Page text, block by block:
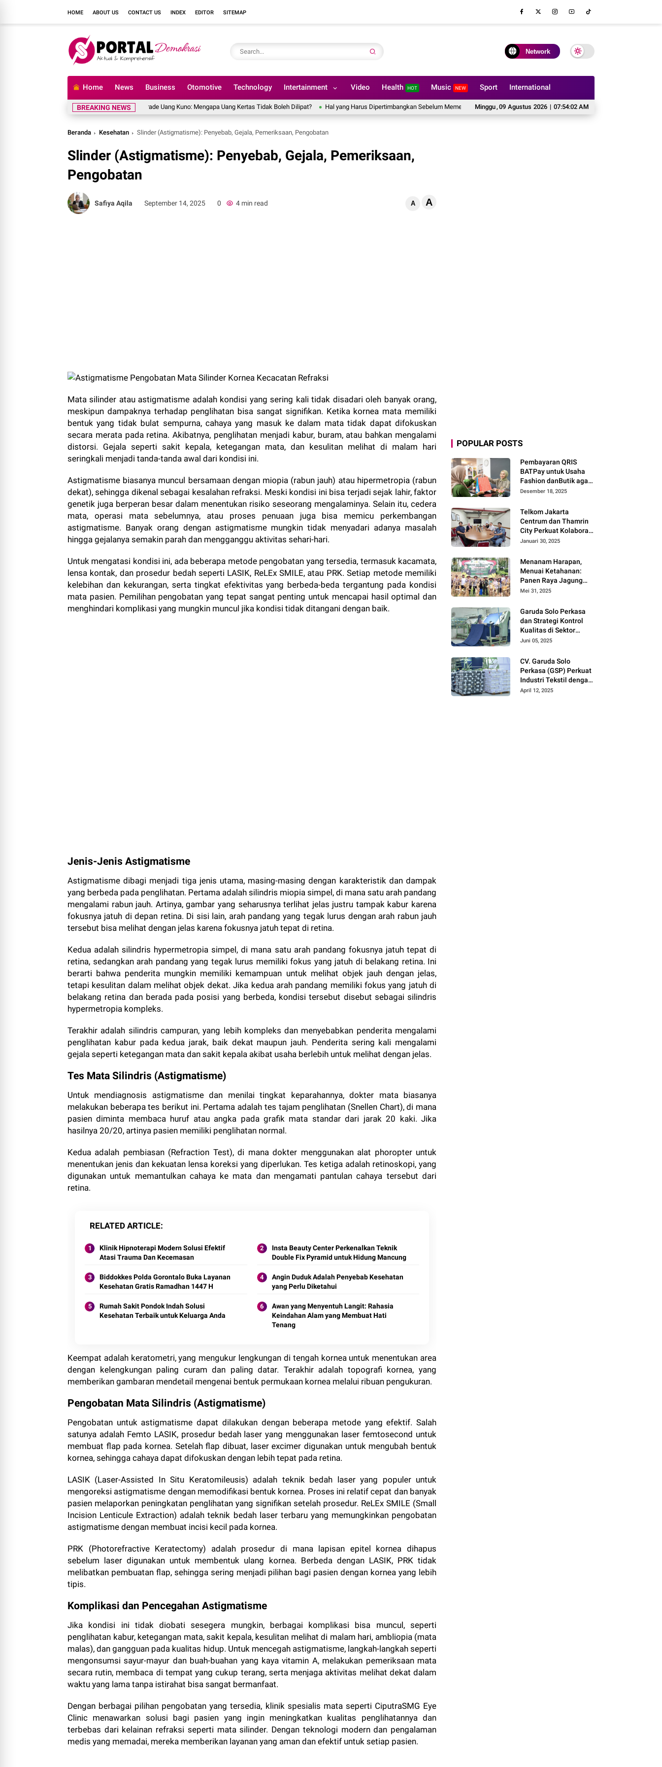
HOME ABOUT US CONTACT US INDEX EDITOR SITEMAP
Network
Home News Business Otomotive Technology Intertainment Video Health HOT Music NEW Sport International
Minggu,09 Agustus 2026 | 07:54:03 AM
BREAKING NEWS
Rahasia Menjaga Grade Uang Kuno: Mengapa Uang Kertas Tidak Boleh Dilipat? Hal yang Harus Dipertimbangkan Sebelum Memesan Sofa Custom Cipta Publishing Perkuat Komitmen Lindungi Karya
Beranda Kesehatan Slinder (Astigmatisme): Penyebab, Gejala, Pemeriksaan, Pengobatan
Slinder (Astigmatisme): Penyebab, Gejala, Pemeriksaan,
Pengobatan
Safiya Aqila September 14, 2025 0 4 min read A A
Mata silinder atau astigmatisme adalah kondisi yang sering kali tidak disadari oleh banyak orang,
meskipun dampaknya terhadap penglihatan bisa sangat signifikan. Ketika kornea mata memiliki
bentuk yang tidak bulat sempurna, cahaya yang masuk ke dalam mata tidak dapat difokuskan
secara merata pada retina. Akibatnya, penglihatan menjadi kabur, buram, atau bahkan mengalami
distorsi. Gejala seperti sakit kepala, ketegangan mata, dan kesulitan melihat di malam hari
seringkali menjadi tanda-tanda awal dari kondisi ini.
Astigmatisme biasanya muncul bersamaan dengan miopia (rabun jauh) atau hipermetropia (rabun
dekat), sehingga dikenal sebagai kesalahan refraksi. Meski kondisi ini bisa terjadi sejak lahir, faktor
genetik juga berperan besar dalam menentukan risiko seseorang mengalaminya. Selain itu, cedera
mata, operasi mata sebelumnya, atau proses penuaan juga bisa memicu perkembangan
astigmatisme. Banyak orang dengan astigmatisme mungkin tidak menyadari adanya masalah
hingga gejalanya semakin parah dan mengganggu aktivitas sehari-hari.
Untuk mengatasi kondisi ini, ada beberapa metode pengobatan yang tersedia, termasuk kacamata,
lensa kontak, dan prosedur bedah seperti LASIK, ReLEx SMILE, atau PRK. Setiap metode memiliki
kelebihan dan kekurangan, serta tingkat efektivitas yang berbeda-beda tergantung pada kondisi
mata pasien. Pemilihan pengobatan yang tepat sangat penting untuk mencapai hasil optimal dan
menghindari komplikasi yang mungkin muncul jika kondisi tidak ditangani dengan baik.
Jenis-Jenis Astigmatisme
Astigmatisme dibagi menjadi tiga jenis utama, masing-masing dengan karakteristik dan dampak
yang berbeda pada penglihatan. Pertama adalah silindris miopia simpel, di mana satu arah pandang
mengalami rabun jauh. Artinya, gambar yang seharusnya terlihat jelas justru tampak kabur karena
fokusnya jatuh di depan retina. Di sisi lain, arah pandang yang tegak lurus dengan arah rabun jauh
tersebut bisa melihat dengan jelas karena fokusnya jatuh tepat di retina.
Kedua adalah silindris hypermetropia simpel, di mana satu arah pandang fokusnya jatuh tepat di
retina, sedangkan arah pandang yang tegak lurus memiliki fokus yang jatuh di belakang retina. Ini
berarti bahwa penderita mungkin memiliki kemampuan untuk melihat objek jauh dengan jelas,
tetapi kesulitan dalam melihat objek dekat. Jika kedua arah pandang memiliki fokus yang jatuh di
belakang retina dan berada pada posisi yang berbeda, kondisi tersebut disebut sebagai silindris
hypermetropia kompleks.
Terakhir adalah silindris campuran, yang lebih kompleks dan menyebabkan penderita mengalami
penglihatan kabur pada kedua jarak, baik dekat maupun jauh. Penderita sering kali mengalami
gejala seperti ketegangan mata dan sakit kepala akibat usaha berlebih untuk melihat dengan jelas.
Tes Mata Silindris (Astigmatisme)
Untuk mendiagnosis astigmatisme dan menilai tingkat keparahannya, dokter mata biasanya
melakukan beberapa tes berikut ini. Pertama adalah tes tajam penglihatan (Snellen Chart), di mana
pasien diminta membaca huruf atau angka pada grafik mata standar dari jarak 20 kaki. Jika
hasilnya 20/20, artinya pasien memiliki penglihatan normal.
Kedua adalah pembiasan (Refraction Test), di mana dokter menggunakan alat phoropter untuk
menentukan jenis dan kekuatan lensa koreksi yang diperlukan. Tes ketiga adalah retinoskopi, yang
digunakan untuk memantulkan cahaya ke mata dan mengamati pantulan cahaya tersebut dari
retina.
RELATED ARTICLE
Klinik Hipnoterapi Modern Solusi Efektif
Atasi Trauma Dan Kecemasan
Insta Beauty Center Perkenalkan Teknik
Double Fix Pyramid untuk Hidung Mancung
Biddokkes Polda Gorontalo Buka Layanan
Kesehatan Gratis Ramadhan 1447 H
Angin Duduk Adalah Penyebab Kesehatan
yang Perlu Diketahui
Rumah Sakit Pondok Indah Solusi
Kesehatan Terbaik untuk Keluarga Anda
Awan yang Menyentuh Langit: Rahasia
Keindahan Alam yang Membuat Hati
Tenang
Keempat adalah keratometri, yang mengukur lengkungan di tengah kornea untuk menentukan area
dengan kelengkungan paling curam dan paling datar. Terakhir adalah topografi kornea, yang
memberikan gambaran mendetail mengenai bentuk permukaan kornea melalui ribuan pengukuran.
Pengobatan Mata Silindris (Astigmatisme)
Pengobatan untuk astigmatisme dapat dilakukan dengan beberapa metode yang efektif. Salah
satunya adalah Femto LASIK, prosedur bedah laser yang menggunakan laser femtosecond untuk
membuat flap pada kornea. Setelah flap dibuat, laser excimer digunakan untuk mengubah bentuk
kornea, sehingga cahaya dapat difokuskan dengan lebih tepat pada retina.
LASIK (Laser-Assisted In Situ Keratomileusis) adalah teknik bedah laser yang populer untuk
mengoreksi astigmatisme dengan memodifikasi bentuk kornea. Proses ini relatif cepat dan banyak
pasien melaporkan peningkatan penglihatan yang signifikan setelah prosedur. ReLEx SMILE (Small
Incision Lenticule Extraction) adalah teknik bedah laser terbaru yang memungkinkan pengobatan
astigmatisme dengan membuat incisi kecil pada kornea.
PRK (Photorefractive Keratectomy) adalah prosedur di mana lapisan epitel kornea dihapus
sebelum laser digunakan untuk membentuk ulang kornea. Berbeda dengan LASIK, PRK tidak
melibatkan pembuatan flap, sehingga sering menjadi pilihan bagi pasien dengan kornea yang lebih
tipis.
Komplikasi dan Pencegahan Astigmatisme
Jika kondisi ini tidak diobati sesegera mungkin, berbagai komplikasi bisa muncul, seperti
penglihatan kabur, ketegangan mata, sakit kepala, kesulitan melihat di malam hari, ambliopia (mata
malas), dan gangguan pada kualitas hidup. Untuk mencegah astigmatisme, langkah-langkah seperti
mengonsumsi sayur-mayur dan buah-buahan yang kaya vitamin A, melakukan pemeriksaan mata
secara rutin, membaca di tempat yang cukup terang, serta menjaga aktivitas melihat dekat dalam
waktu yang lama tanpa istirahat bisa sangat bermanfaat.
Dengan berbagai pilihan pengobatan yang tersedia, klinik spesialis mata seperti CiputraSMG Eye
Clinic menawarkan solusi bagi pasien yang ingin meningkatkan kualitas penglihatannya dan
terbebas dari kelainan refraksi seperti mata silinder. Dengan teknologi modern dan pengalaman
medis yang memadai, mereka memberikan layanan yang aman dan efektif untuk setiap pasien.
POPULAR POSTS
Pembayaran QRIS
BATPay untuk Usaha
Fashion danButik agar
Transaksi Lebih Cepat
Desember 18, 2025
Telkom Jakarta
Centrum dan Thamrin
City Perkuat Kolaborasi
Kawasan Bisnis dan
Januari 30, 2025
Menanam Harapan,
Menuai Ketahanan:
Panen Raya Jagung
Warnai Sinergi Polres
Moutong
Mei 31, 2025
Garuda Solo Perkasa
dan Strategi Kontrol
Kualitas di Sektor
Tekstil
Juni 05, 2025
CV. Garuda Solo
Perkasa (GSP) Perkuat
Industri Tekstil dengan
Produksi Kain Greige
April 12, 2025